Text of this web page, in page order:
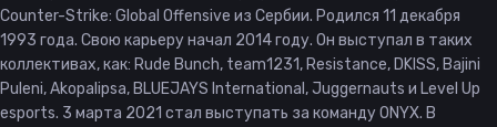
Counter-Strike: Global Offensive из Сербии. Родился 11 декабря
1993 года. Свою карьеру начал 2014 году. Он выступал в таких
коллективах, как: Rude Bunch, team1231, Resistance, DKISS, Bajini
Puleni, Akopalipsa, BLUEJAYS International, Juggernauts и Level Up
esports. 3 марта 2021 стал выступать за команду ONYX. В